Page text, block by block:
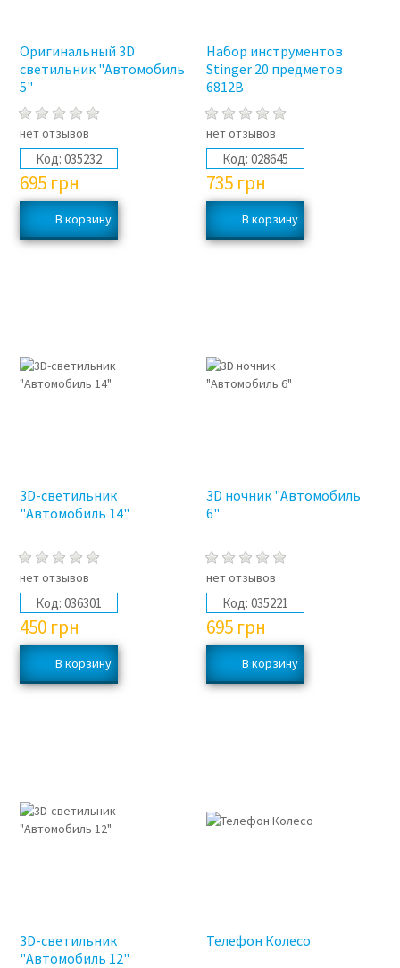
Оригинальный 3D
светильник "Автомобиль
5"
нет отзывов
Код: 035232
695 грн
Набор инструментов
Stinger 20 предметов
6812B
нет отзывов
Код: 028645
735 грн
3D-светильник
"Автомобиль 14"
нет отзывов
Код: 036301
450 грн
3D ночник "Автомобиль
6"
нет отзывов
Код: 035221
695 грн
3D-светильник
"Автомобиль 12"
Телефон Колесо